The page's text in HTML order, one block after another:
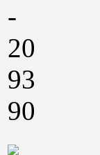
-
20
93
90